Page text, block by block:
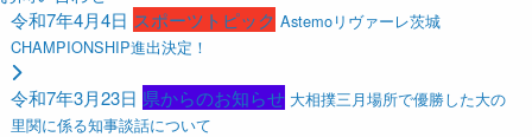
令和7年4月4日 スポーツトピック Astemoリヴァーレ茨城
CHAMPIONSHIP進出決定！
令和7年3月23日 県からのお知らせ 大相撲三月場所で優勝した大の
里関に係る知事談話について